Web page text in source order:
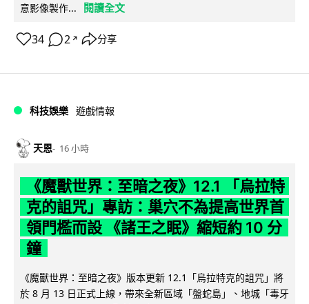
意影像製作...
閱讀全文
34 2 ↗ 分享
科技娛樂 遊戲情報
天恩 16 小時
《魔獸世界：至暗之夜》12.1 「烏拉特
克的詛咒」專訪：巢穴不為提高世界首
領門檻而設 《諸王之眠》縮短約 10 分
鐘
《魔獸世界：至暗之夜》版本更新 12.1「烏拉特克的詛咒」將
於 8 月 13 日正式上線，帶來全新區域「盤蛇島」、地城「毒牙